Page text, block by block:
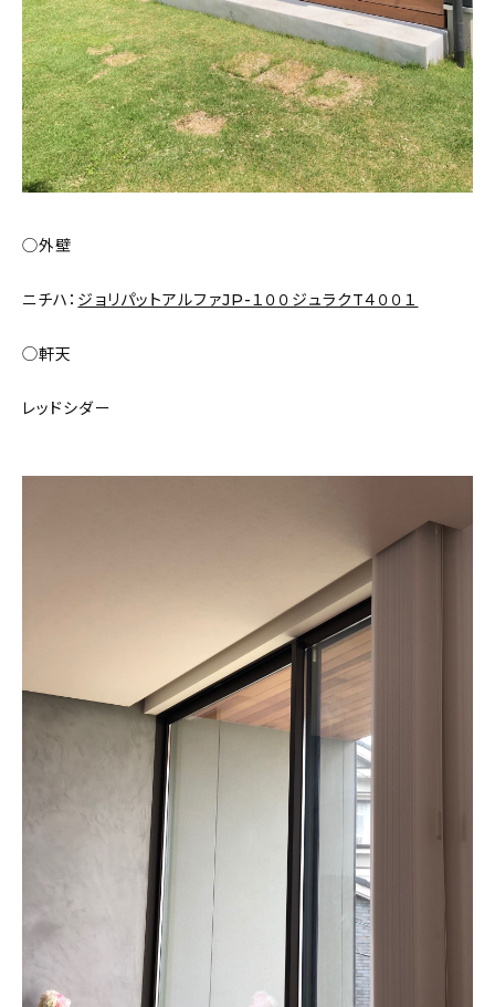
◯外壁
ニチハ： ジョリパットアルファJP-１００ジュラクT４００１
◯軒天
レッドシダー